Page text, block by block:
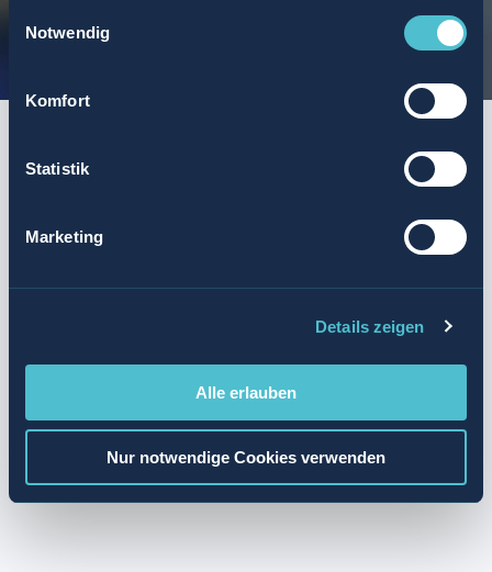
Notwendig
Komfort
Statistik
Marketing
Details zeigen
Alle erlauben
Nur notwendige Cookies verwenden
Aufgaben, die Dir gefallen werden
Durchführung von geplanten Wartungsarbeiten an
Diagnose und Behebung von Störungen in der
Einhaltung der Sicherheits- und Umweltstandards
Kontinuierliche Verbesserung der